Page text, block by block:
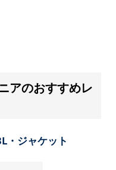
アのおすすめレ
・ジャケット